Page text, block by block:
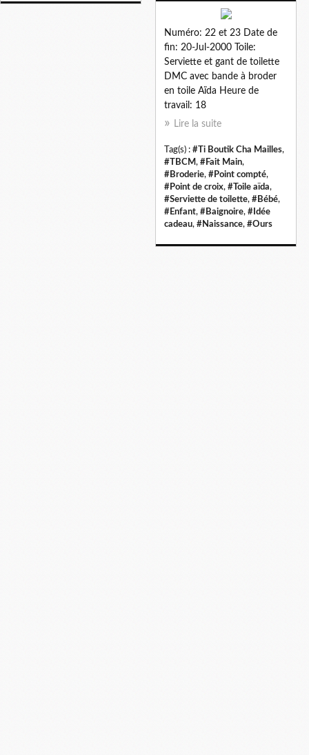
Numéro: 22 et 23 Date de
fin: 20-Jul-2000 Toile:
Serviette et gant de toilette
DMC avec bande à broder
en toile Aïda Heure de
travail: 18
Lire la suite
Tag(s) : #Ti Boutik Cha Mailles,
#TBCM, #Fait Main,
#Broderie, #Point compté,
#Point de croix, #Toile aïda,
#Serviette de toilette, #Bébé,
#Enfant, #Baignoire, #Idée
cadeau, #Naissance, #Ours